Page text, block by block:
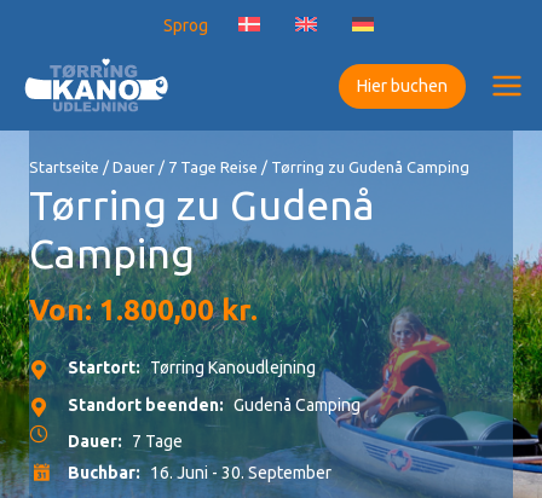
springen
Sprog
Hier buchen
Startseite / Dauer / 7 Tage Reise / Tørring zu Gudenå Camping
Tørring zu Gudenå
Camping
Von:1.800,00kr.
Startort: Tørring Kanoudlejning
Standort beenden: Gudenå Camping
Dauer:
7 Tage
Buchbar: 16. Juni - 30. September